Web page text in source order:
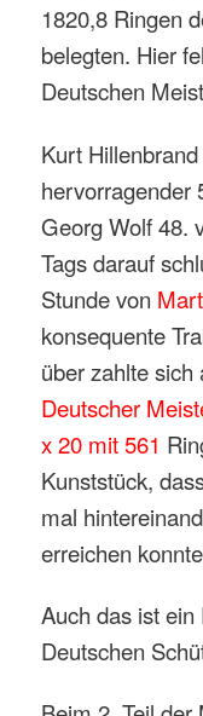
1820,8 Ringen
belegten. Hier
Deutschen
Kurt
hervorragender
Georg Wolf 48.
Tags darauf
Stunde von
konsequente
über zahlte
Deutscher
x 20 mit 561
Kunststück,
mal
erreichen
Auch das ist
Deutschen